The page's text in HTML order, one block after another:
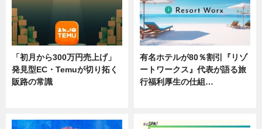
「初月から300万円売上げ」
発見型EC・Temuが切り拓く
販路の常識
有名ホテルが80％割引『リゾ
ートワークス』代表が語る旅
行福利厚生の仕組…